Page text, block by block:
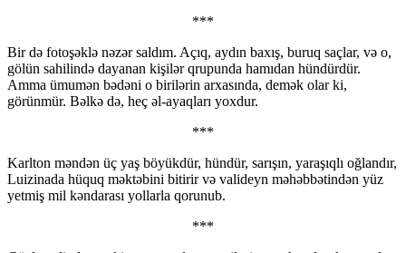
***
Bir də fotoşəklə nəzər saldım. Açıq, aydın baxış, buruq saçlar, və o,
gölün sahilində dayanan kişilər qrupunda hamıdan hündürdür.
Amma ümumən bədəni o birilərin arxasında, demək olar ki,
görünmür. Bəlkə də, heç əl-ayaqları yoxdur.
***
Karlton məndən üç yaş böyükdür, hündür, sarışın, yaraşıqlı oğlandır,
Luizinada hüquq məktəbini bitirir və valideyn məhəbbətindən yüz
yetmiş mil kəndarası yollarla qorunub.
***